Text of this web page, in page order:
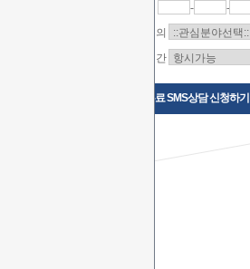
-
-
상담문의
상담시간
무료 SMS상담 신청하기